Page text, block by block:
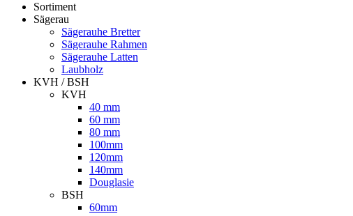
Sortiment
Sägerau
Sägerauhe Bretter
Sägerauhe Rahmen
Sägerauhe Latten
Laubholz
KVH / BSH
KVH
40 mm
60 mm
80 mm
100mm
120mm
140mm
Douglasie
BSH
60mm